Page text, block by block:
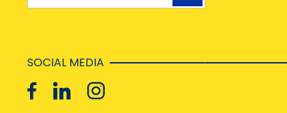
SOCIAL MEDIA